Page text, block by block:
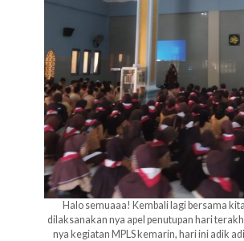
Halo semuaaa! Kembali lagi bersama
dilaksanakan nya apel penutupan hari
nya kegiatan MPLS kemarin, hari ini adik